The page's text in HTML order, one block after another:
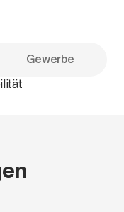
Gewerbe